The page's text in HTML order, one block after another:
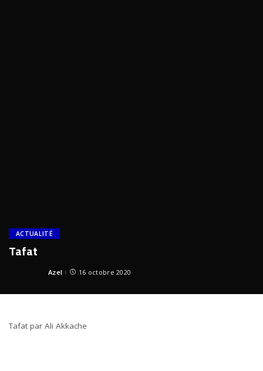
ACTUALITÉ
Tafat
Posted
Azel 16 octobre 2020
Tafat par Ali Akkache